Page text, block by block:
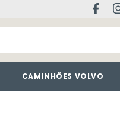
CAMINHÕES VOLVO